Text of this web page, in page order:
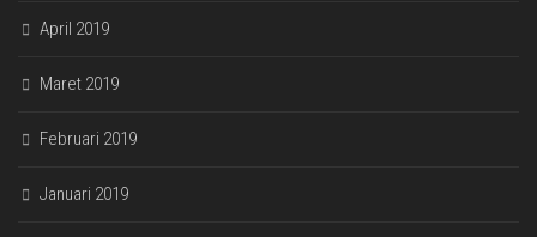
April 2019
Maret 2019
Februari 2019
Januari 2019